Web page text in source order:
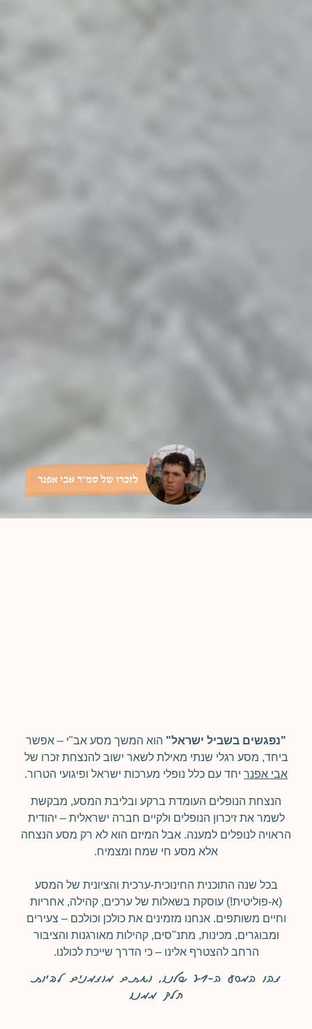
"נפגשים בשביל ישראל" הוא המשך מסע אב"י – אפשר
ביחד, מסע רגלי שנתי מאילת לשאר ישוב להנצחת זכרו של
אבי אפנר יחד עם כלל נופלי מערכות ישראל ופיגועי הטרור.
הנצחת הנופלים העומדת ברקע ובליבת המסע, מבקשת
לשמר את זיכרון הנופלים ולקיים חברה ישראלית – יהודית
הראויה לנופלים למענה. אבל המיזם הוא לא רק מסע הנצחה
אלא מסע חי שמח ומצמיח.
בכל שנה התוכנית החינוכית-ערכית והציונית של המסע
(א-פוליטית!) עוסקת בשאלות של ערכים, קהילה, אחריות
וחיים משותפים. אנחנו מזמינים את כולכן וכולכם – צעירים
ומבוגרים, מכינות, מתנ"סים, קהילות מאורגנות והציבור
הרחב להצטרף אלינו – כי הדרך שייכת לכולנו.
זהו המסע ה-21 שלנו, ואתם מוזמנים להיות
חלק ממנו